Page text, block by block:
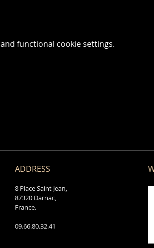
functional cookie settings.
ADDRESS
8 Place Saint Jean,
87320 Darnac,
France.
09.66.80.32.41